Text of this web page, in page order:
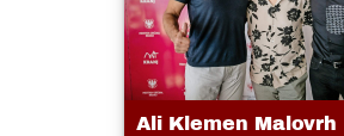
Ali Klemen Malovrh